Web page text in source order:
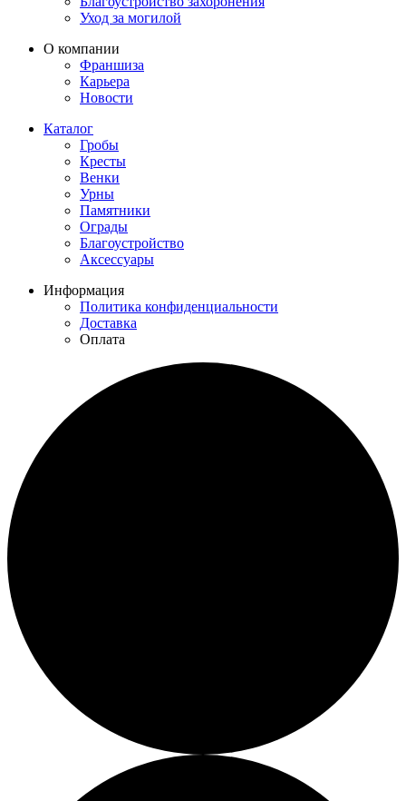
Уход за могилой
О компании
Франшиза
Карьера
Новости
Каталог
Гробы
Кресты
Венки
Урны
Памятники
Ограды
Благоустройство
Аксессуары
Информация
Политика конфиденциальности
Доставка
Оплата